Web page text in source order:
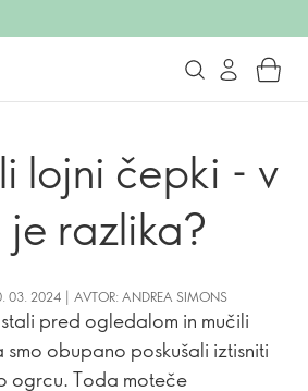
lojni čepki - v
je razlika?
03. 2024 | AVTOR: ANDREA SIMONS
pred ogledalom in mučili
obupano poskušali iztisniti
ogrcu. Toda moteče